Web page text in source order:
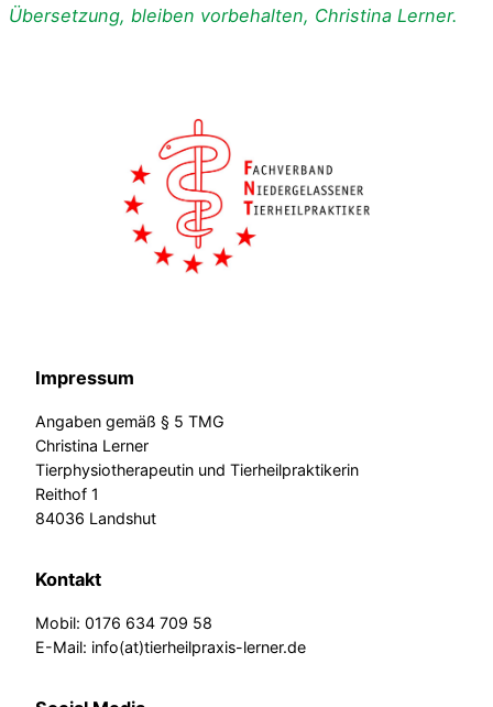
Übersetzung, bleiben vorbehalten, Christina Lerner.
Impressum
Angaben gemäß § 5 TMG
Christina Lerner
Tierphysiotherapeutin und Tierheilpraktikerin
Reithof 1
84036 Landshut
Kontakt
Mobil: 0176 634 709 58
E-Mail: info(at)tierheilpraxis-lerner.de